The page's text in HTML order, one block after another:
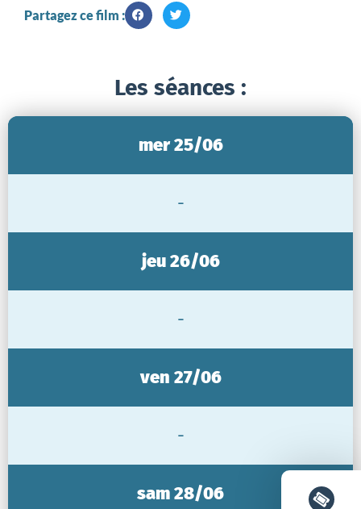
Partagez ce film :
Les séances :
mer 25/06
-
jeu 26/06
-
ven 27/06
-
sam 28/06